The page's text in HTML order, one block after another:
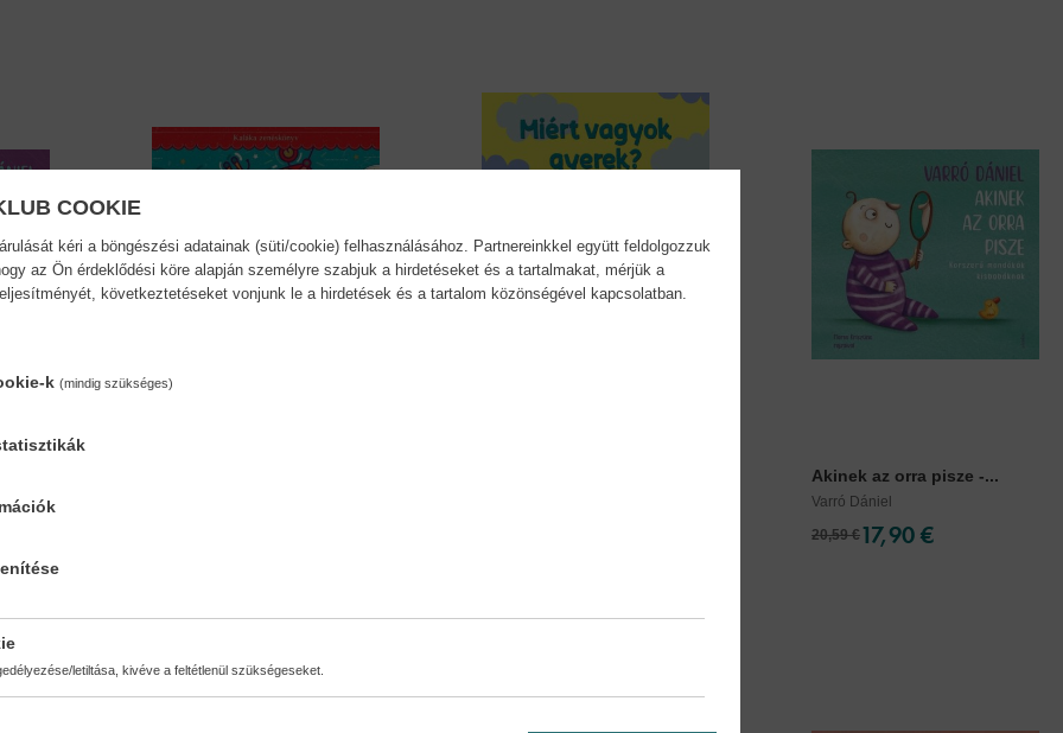
Akinek az orra pisze -...
Varró Dániel
20,59 €17,90 €
COOKIE
kéri a böngészési adatainak (süti/cookie) felhasználásához. Partnereinkkel együtt feldolgozzuk
az Ön érdeklődési köre alapján személyre szabjuk a hirdetéseket és a tartalmakat, mérjük a
következtetéseket vonjunk le a hirdetések és a tartalom közönségével kapcsolatban.
k (mindig szükséges)
letiltása, kivéve a feltétlenül szükségeseket.